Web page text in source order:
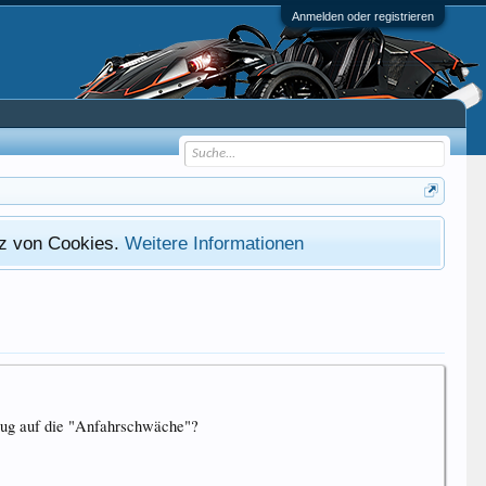
Anmelden oder registrieren
von Cookies.Weitere Informationen
auf die "Anfahrschwäche"?